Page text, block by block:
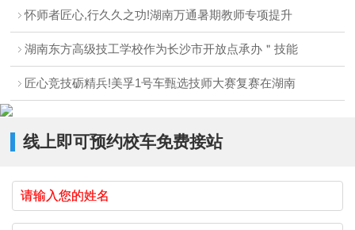
怀师者匠心,行久久之功!湖南万通暑期教师专项提升
湖南东方高级技工学校作为长沙市开放点承办＂技能
匠心竞技砺精兵!美孚1号车甄选技师大赛复赛在湖南
线上即可预约校车免费接站